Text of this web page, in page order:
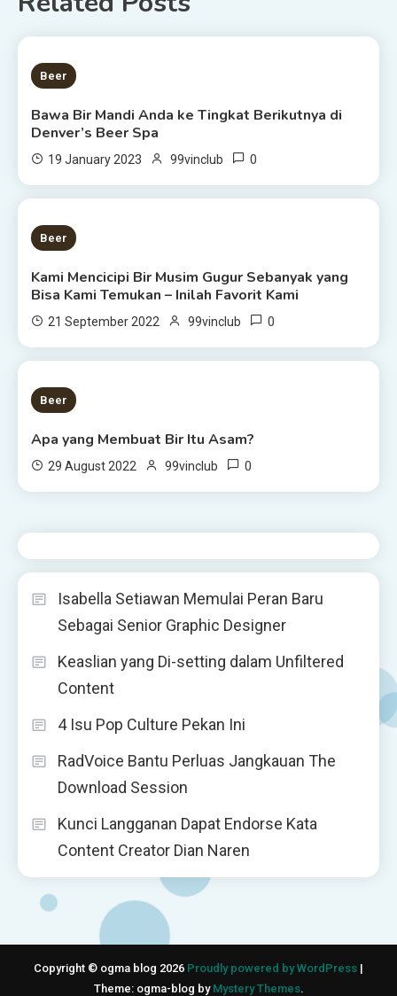
1 MIN READ
Beer
Bawa Bir Mandi Anda ke Tingkat Berikutnya di
Denver’s Beer Spa
19 January 2023 99vinclub 0
4 MINS READ
Beer
Kami Mencicipi Bir Musim Gugur Sebanyak yang
Bisa Kami Temukan – Inilah Favorit Kami
21 September 2022 99vinclub 0
6 MINS READ
Beer
Apa yang Membuat Bir Itu Asam?
29 August 2022 99vinclub 0
Isabella Setiawan Memulai Peran Baru
Sebagai Senior Graphic Designer
Keaslian yang Di-setting dalam Unfiltered
Content
4 Isu Pop Culture Pekan Ini
RadVoice Bantu Perluas Jangkauan The
Download Session
Kunci Langganan Dapat Endorse Kata
Content Creator Dian Naren
Copyright © ogma blog 2026 Proudly powered by WordPress |
Theme: ogma-blog by Mystery Themes.